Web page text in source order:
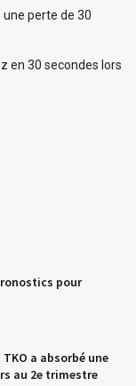
une perte de 30
en 30 secondes lors
pour
TKO a absorbé une
au 2e trimestre